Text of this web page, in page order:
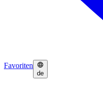
Favoriten
de